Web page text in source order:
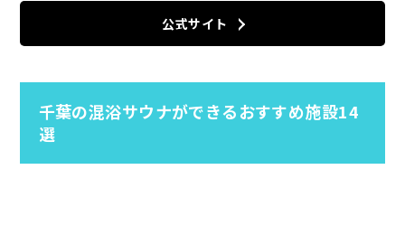
公式サイト
千葉の混浴サウナができるおすすめ施設14
選